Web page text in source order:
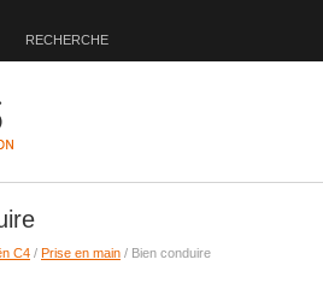
RECHERCHE
C4 / Prise en main / Bien conduire